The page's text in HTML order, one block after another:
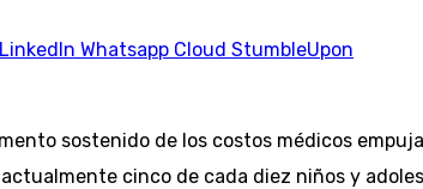
LinkedIn Whatsapp Cloud StumbleUpon
sostenido de los costos médicos
actualmente cinco de cada diez niños y